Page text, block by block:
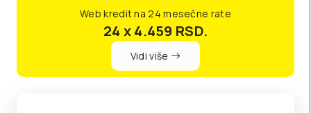
Web kredit na 24 mesečne rate
24 x 4.459 RSD.
Vidi više